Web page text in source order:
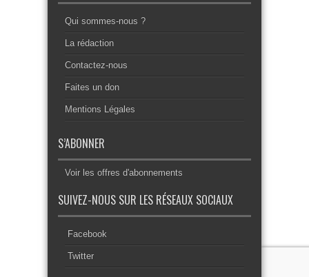
Qui sommes-nous ?
La rédaction
Contactez-nous
Faites un don
Mentions Légales
S’ABONNER
Voir les offres d'abonnements
SUIVEZ-NOUS SUR LES RÉSEAUX SOCIAUX
Facebook
Twitter